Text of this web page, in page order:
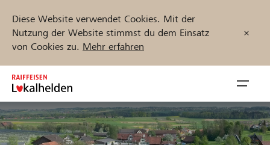
Diese Website verwendet Cookies. Mit der
Nutzung der Website stimmst du dem Einsatz
von Cookies zu. Mehr erfahren
Zum
Inhalt
springen
öffnen
Jetzt starten